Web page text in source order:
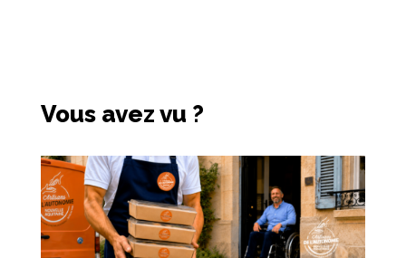
Vous avez vu ?